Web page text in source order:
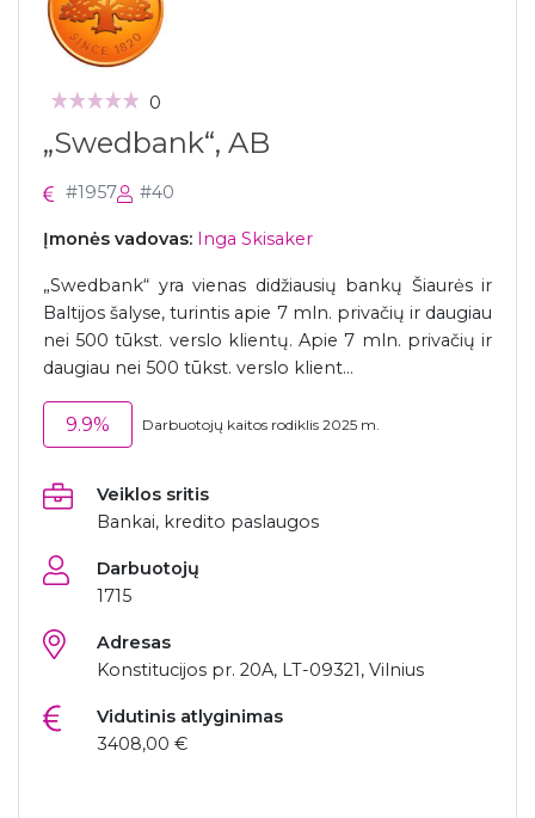
0
„Swedbank“, AB
#1957 #40
Įmonės vadovas: Inga Skisaker
„Swedbank“ yra vienas didžiausių bankų Šiaurės ir
Baltijos šalyse, turintis apie 7 mln. privačių ir daugiau
nei 500 tūkst. verslo klientų. Apie 7 mln. privačių ir
daugiau nei 500 tūkst. verslo klient...
9.9% Darbuotojų kaitos rodiklis 2025 m.
Veiklos sritis
Bankai, kredito paslaugos
Darbuotojų
1715
Adresas
Konstitucijos pr. 20A, LT-09321, Vilnius
Vidutinis atlyginimas
3408,00 €